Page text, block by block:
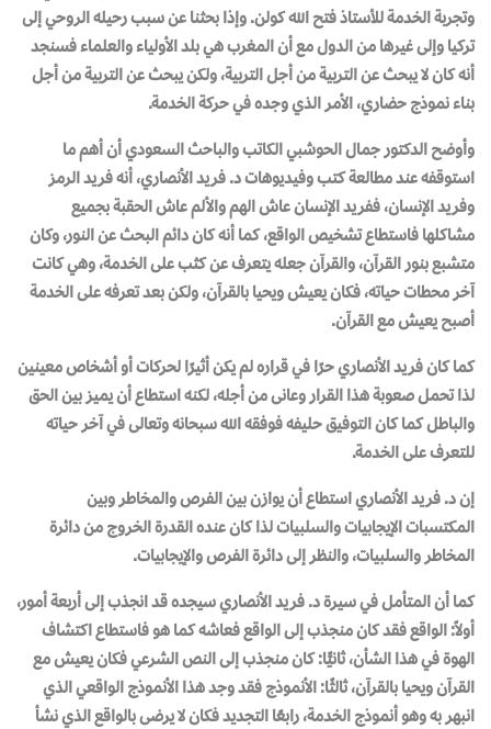
وتجربة الخدمة للأستاذ فتح الله كولن. وإذا بحثنا عن سبب رحيله الروحي إلى
تركيا وإلى غيرها من الدول مع أن المغرب هي بلد الأولياء والعلماء فسنجد
أنه كان لا يبحث عن التربية من أجل التربية، ولكن يبحث عن التربية من أجل
بناء نموذج حضاري، الأمر الذي وجده في حركة الخدمة.
وأوضح الدكتور جمال الحوشبي الكاتب والباحث السعودي أن أهم ما
استوقفه عند مطالعة كتب وفيديوهات د. فريد الأنصاري، أنه فريد الرمز
وفريد الإنسان، ففريد الإنسان عاش الهم والألم عاش الحقبة بجميع
مشاكلها فاستطاع تشخيص الواقع، كما أنه كان دائم البحث عن النور، وكان
متشبع بنور القرآن، والقرآن جعله يتعرف عن كثب على الخدمة، وهي كانت
آخر محطات حياته، فكان يعيش ويحيا بالقرآن، ولكن بعد تعرفه على الخدمة
أصبح يعيش مع القرآن.
كما كان فريد الأنصاري حرًا في قراره لم يكن أثيرًا لحركات أو أشخاص معينين
لذا تحمل صعوبة هذا القرار وعانى من أجله، لكنه استطاع أن يميز بين الحق
والباطل كما كان التوفيق حليفه فوفقه الله سبحانه وتعالى في آخر حياته
للتعرف على الخدمة.
إن د. فريد الأنصاري استطاع أن يوازن بين الفرص والمخاطر وبين
المكتسبات الإيجابيات والسلبيات لذا كان عنده القدرة الخروج من دائرة
المخاطر والسلبيات، والنظر إلى دائرة الفرص والإيجابيات.
كما أن المتأمل في سيرة د. فريد الأنصاري سيجده قد انجذب إلى أربعة أمور،
أولاً: الواقع فقد كان منجذب إلى الواقع فعاشه كما هو فاستطاع اكتشاف
الهوة في هذا الشأن، ثانيًّا: كان منجذب إلى النص الشرعي فكان يعيش مع
القرآن ويحيا بالقرآن، ثالثًا: الأنموذج فقد وجد هذا الأنموذج الواقعي الذي
انبهر به وهو أنموذج الخدمة، رابعًا التجديد فكان لا يرضى بالواقع الذي نشأ